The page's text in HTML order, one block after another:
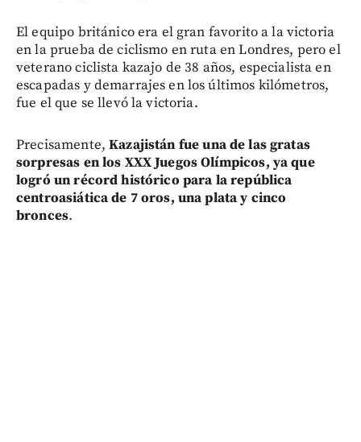
El equipo británico era el gran favorito a la victoria
en la prueba de ciclismo en ruta en Londres, pero el
veterano ciclista kazajo de 38 años, especialista en
escapadas y demarrajes en los últimos kilómetros,
fue el que se llevó la victoria.
Precisamente, Kazajistán fue una de las gratas
sorpresas en los XXX Juegos Olímpicos, ya que
logró un récord histórico para la república
centroasiática de 7 oros, una plata y cinco
bronces.